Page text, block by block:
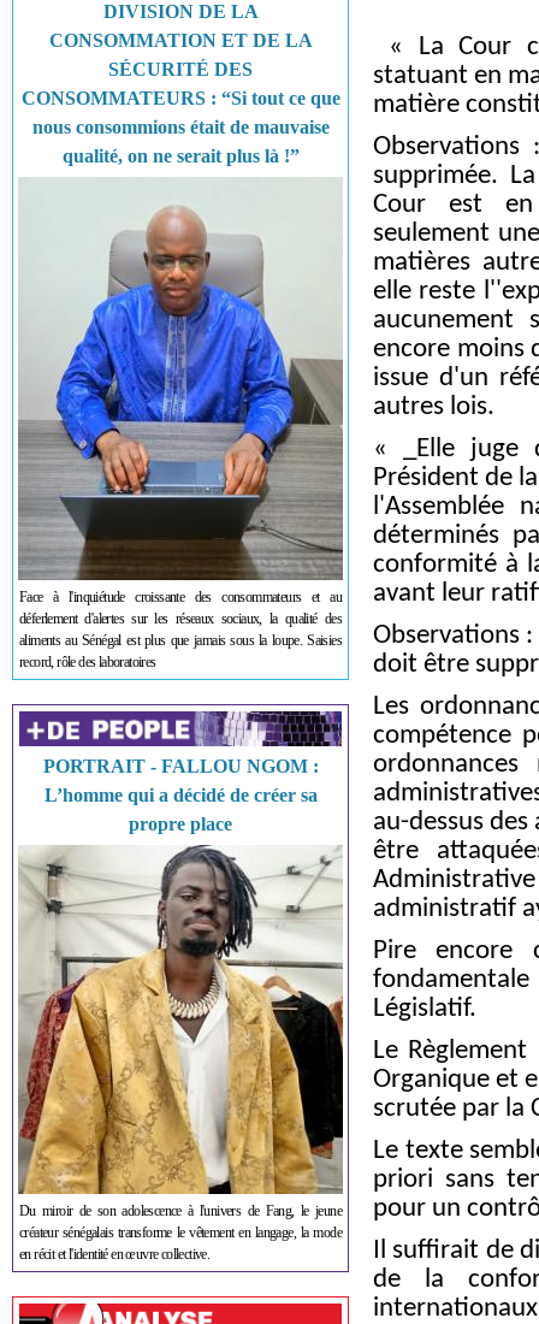
DIVISION DE LA
CONSOMMATION ET DE LA
SÉCURITÉ DES
CONSOMMATEURS : “Si tout ce que
nous consommions était de mauvaise
qualité, on ne serait plus là !”
Face à l'inquiétude croissante des consommateurs et au
déferlement d'alertes sur les réseaux sociaux, la qualité des
aliments au Sénégal est plus que jamais sous la loupe. Saisies
record, rôle des laboratoires
PORTRAIT - FALLOU NGOM :
L’homme qui a décidé de créer sa
propre place
Du miroir de son adolescence à l'univers de Fang, le jeune
créateur sénégalais transforme le vêtement en langage, la mode
en récit et l'identité en œuvre collective.
« La Cour
statuant en
matière
supprimée.
Cour est
seulement
matières
elle reste
encore moins
issue d'un
autres lois.
« _Elle juge
Président de
l'Assemblée
déterminés
conformité à
avant leur
Observations
doit être
Les
compétence
au-dessus
être
administratif
Pire encore
Législatif.
Le
Organique et
scrutée par la
Le texte
priori sans
pour un
Il suffirait de
de la